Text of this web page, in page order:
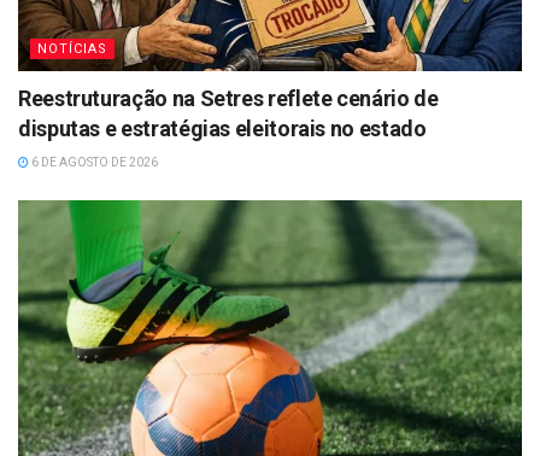
NOTÍCIAS
Reestruturação na Setres reflete cenário de
disputas e estratégias eleitorais no estado
6 DE AGOSTO DE 2026